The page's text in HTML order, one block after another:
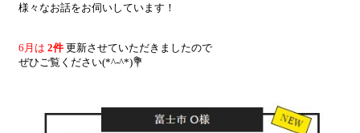
様々なお話をお伺いしています！
6月は2件更新させていただきましたので
ぜひご覧ください(*^-^*)💐